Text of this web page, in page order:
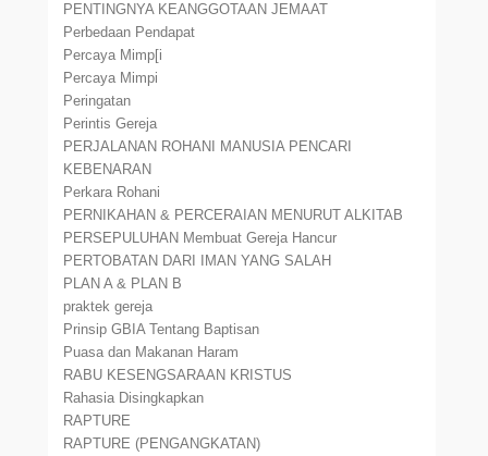
PENTINGNYA KEANGGOTAAN JEMAAT
Perbedaan Pendapat
Percaya Mimp[i
Percaya Mimpi
Peringatan
Perintis Gereja
PERJALANAN ROHANI MANUSIA PENCARI
KEBENARAN
Perkara Rohani
PERNIKAHAN & PERCERAIAN MENURUT ALKITAB
PERSEPULUHAN Membuat Gereja Hancur
PERTOBATAN DARI IMAN YANG SALAH
PLAN A & PLAN B
praktek gereja
Prinsip GBIA Tentang Baptisan
Puasa dan Makanan Haram
RABU KESENGSARAAN KRISTUS
Rahasia Disingkapkan
RAPTURE
RAPTURE (PENGANGKATAN)